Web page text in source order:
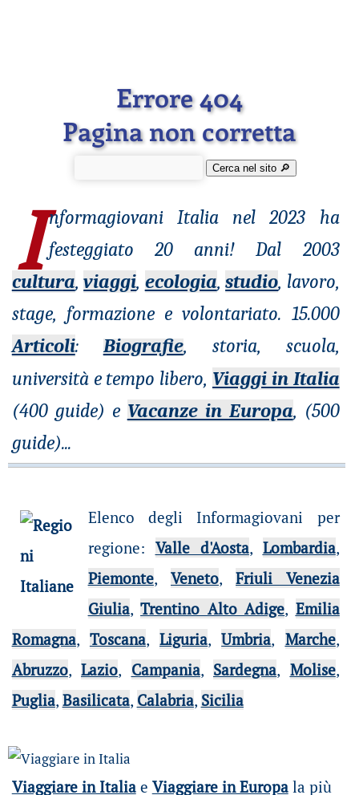
Errore 404
Pagina non corretta
Cerca nel sito 🔎︎
I nformagiovaniItalia nel 2023 ha
festeggiato 20 anni! Dal 2003
cultura,viaggi, ecologia,studio, lavoro,
stage, formazione e volontariato. 15.000
Articoli: Biografie, storia, scuola,
università e tempo libero, Viaggi in Italia
(400 guide) e Vacanze in Europa, (500
guide)...
Elenco degli Informagiovani per
regione: Valle d'Aosta, Lombardia,
Piemonte, Veneto,Friuli Venezia
Giulia,Trentino Alto Adige, Emilia
Romagna, Toscana,Liguria,Umbria, Marche,
Abruzzo,Lazio, Campania, Sardegna, Molise,
Puglia, Basilicata, Calabria, Sicilia
Viaggiare in Italiae Viaggiare in Europala più